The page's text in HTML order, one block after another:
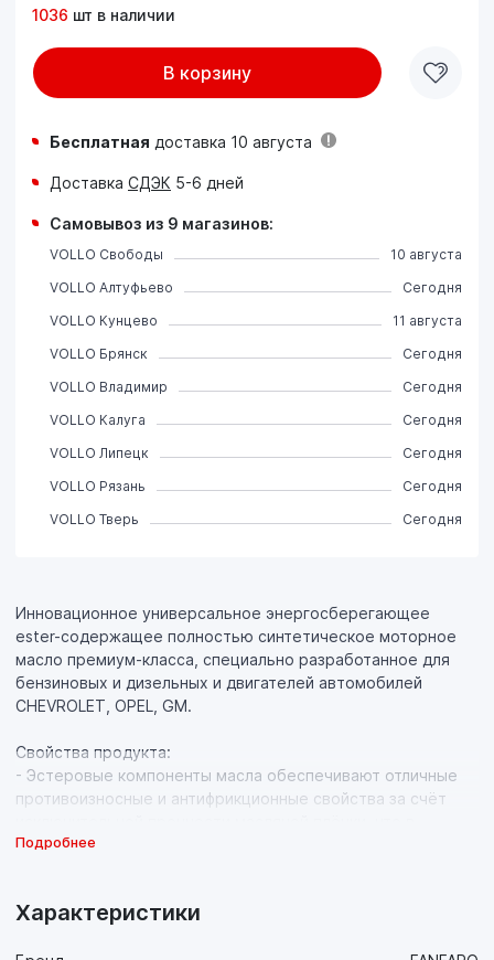
Инновационное универсальное энергосберегающее
ester-содержащее полностью синтетическое моторное
масло премиум-класса, специально разработанное для
бензиновых и дизельных и двигателей автомобилей
CHEVROLET, OPEL, GM.
Свойства продукта:
- Эстеровые компоненты масла обеспечивают отличные
противоизносные и антифрикционные свойства за счёт
сочетании в сочетании с превосходной
- Экономит топливо за счет пониженной
Подробнее
Характеристики
1036 шт в наличии
В корзину
Бесплатная доставка 10 августа
Доставка СДЭК 5-6 дней
Самовывоз из 9 магазинов:
VOLLO Свободы
10 августа
VOLLO Алтуфьево
Сегодня
VOLLO Кунцево
11 августа
VOLLO Брянск
Сегодня
VOLLO Владимир
Сегодня
VOLLO Калуга
Сегодня
VOLLO Липецк
Сегодня
VOLLO Рязань
Сегодня
VOLLO Тверь
Сегодня